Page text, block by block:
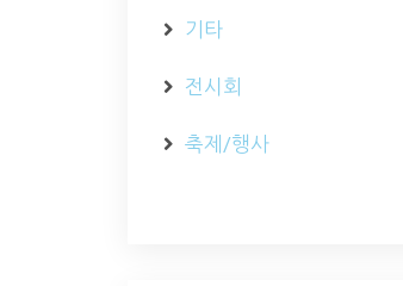
기타
전시회
축제/행사